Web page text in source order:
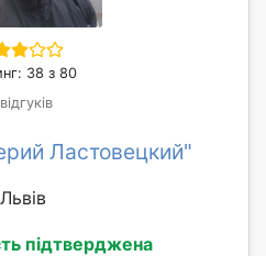
38 з 80
Ластовецкий"
Львів
підтверджена